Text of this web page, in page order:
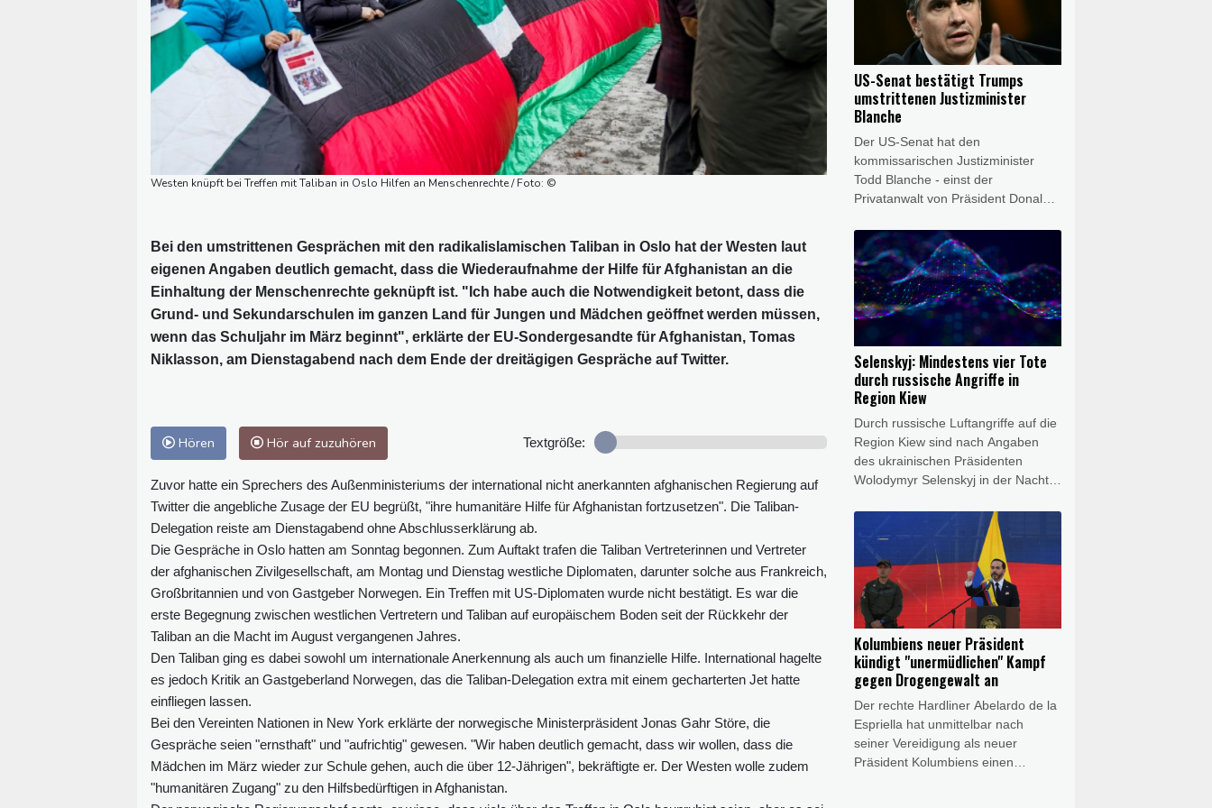
Westen knüpft bei Treffen mit Taliban in Oslo Hilfen an Menschenrechte / Foto: ©
Bei den umstrittenen Gesprächen mit den radikalislamischen Taliban in Oslo hat der Westen laut
eigenen Angaben deutlich gemacht, dass die Wiederaufnahme der Hilfe für Afghanistan an die
Einhaltung der Menschenrechte geknüpft ist. "Ich habe auch die Notwendigkeit betont, dass die
Grund- und Sekundarschulen im ganzen Land für Jungen und Mädchen geöffnet werden müssen,
wenn das Schuljahr im März beginnt", erklärte der EU-Sondergesandte für Afghanistan, Tomas
Niklasson, am Dienstagabend nach dem Ende der dreitägigen Gespräche auf Twitter.
Hören Hör auf zuzuhören Textgröße:
Zuvor hatte ein Sprechers des Außenministeriums der international nicht anerkannten afghanischen Regierung auf
Twitter die angebliche Zusage der EU begrüßt, "ihre humanitäre Hilfe für Afghanistan fortzusetzen". Die Taliban-
Delegation reiste am Dienstagabend ohne Abschlusserklärung ab.
Die Gespräche in Oslo hatten am Sonntag begonnen. Zum Auftakt trafen die Taliban Vertreterinnen und Vertreter
der afghanischen Zivilgesellschaft, am Montag und Dienstag westliche Diplomaten, darunter solche aus Frankreich,
Großbritannien und von Gastgeber Norwegen. Ein Treffen mit US-Diplomaten wurde nicht bestätigt. Es war die
erste Begegnung zwischen westlichen Vertretern und Taliban auf europäischem Boden seit der Rückkehr der
Taliban an die Macht im August vergangenen Jahres.
Den Taliban ging es dabei sowohl um internationale Anerkennung als auch um finanzielle Hilfe. International hagelte
es jedoch Kritik an Gastgeberland Norwegen, das die Taliban-Delegation extra mit einem gecharterten Jet hatte
einfliegen lassen.
Bei den Vereinten Nationen in New York erklärte der norwegische Ministerpräsident Jonas Gahr Störe, die
Gespräche seien "ernsthaft" und "aufrichtig" gewesen. "Wir haben deutlich gemacht, dass wir wollen, dass die
Mädchen im März wieder zur Schule gehen, auch die über 12-Jährigen", bekräftigte er. Der Westen wolle zudem
"humanitären Zugang" zu den Hilfsbedürftigen in Afghanistan.
der Abstimmung demütig. Er sei
dem Senat "dankbar", dass dieser
"länger geblieben ist, um dieses
Verfahren abzuschließen", schrieb
Blanche im Onlinedienst X.
US-Senat bestätigt Trumps
umstrittenen Justizminister
Blanche
Der US-Senat hat den
kommissarischen Justizminister
Todd Blanche - einst der
Privatanwalt von Präsident Donald
erhielt mit 50 zu 49 Stimmen am
Samstag allerdings nur eine äußerst
knappe Mehrheit.
Selenskyj: Mindestens vier Tote
durch russische Angriffe in
Region Kiew
Durch russische Luftangriffe auf die
Region Kiew sind nach Angaben
des ukrainischen Präsidenten
Wolodymyr Selenskyj in der Nacht
Menschen getötet worden. Bei
einem Angriff seien eine
Großmutter, ein Großvater und ihr
dreijähriger Enkel getötet worden,
erklärte Selenskyj im Onlinedienst
X. Die staatlichen Rettungsdienste
veröffentlichten Fotos eines in
Flammen stehenden Gebäudes.
Selenskyj zufolge wurden vier
weitere Menschen ins Krankenhaus
gebracht.
Kolumbiens neuer Präsident
kündigt "unermüdlichen" Kampf
gegen Drogengewalt an
Der rechte Hardliner Abelardo de la
Espriella hat unmittelbar nach
seiner Vereidigung als neuer
Präsident Kolumbiens einen